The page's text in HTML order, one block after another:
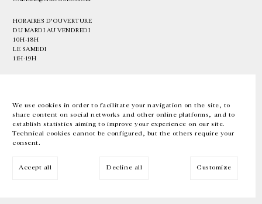
We use cookies in order to facilitate your navigation on the site, to
share content on social networks and other online platforms, and to
establish statistics aiming to improve your experience on our site.
Technical cookies cannot be configured, but the others require your
consent.
Accept all Decline all Customize
HORAIRES D'OUVERTURE
DU MARDI AU VENDREDI
10H-18H
LE SAMEDI
11H-19H
EN FR 中文 Facebook Instagram
Inscrivez-vous à notre newsletter